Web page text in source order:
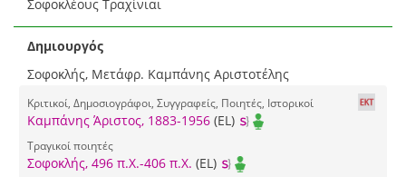
Σοφοκλέους Τραχίνιαι
Δημιουργός
Σοφοκλής, Μετάφρ. Καμπάνης Αριστοτέλης
Κριτικοί, Δημοσιογράφοι, Συγγραφείς, Ποιητές, Ιστορικοί
Καμπάνης Άριστος, 1883-1956 (EL)
Τραγικοί ποιητές
Σοφοκλής, 496 π.Χ.-406 π.Χ. (EL)